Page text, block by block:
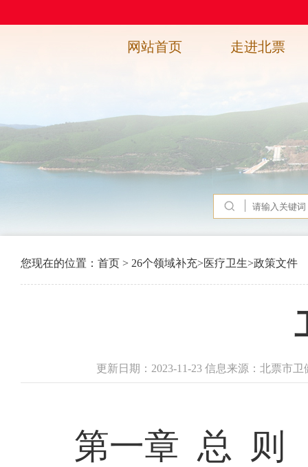
网站首页 走进北票
您现在的位置： 首页 > 26个领域补充>医疗卫生>政策文件
更新日期：2023-11-23 信息来源：北票市
第一章 总 则